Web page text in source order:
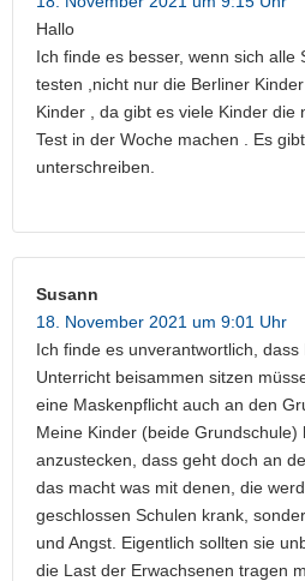
Hallo
Ich finde es besser, wenn sich alle
testen ,nicht nur die Berliner
Kinder , da gibt es viele Kinder die
Test in der Woche machen . Es
unterschreiben.
Susann
18. November 2021 um 9:01 Uhr
Ich finde es unverantwortlich,
Unterricht beisammen sitzen
eine Maskenpflicht auch an den
Meine Kinder (beide Grundschule)
anzustecken, dass geht doch an
das macht was mit denen, die
geschlossen Schulen krank,
und Angst. Eigentlich sollten sie
die Last der Erwachsenen tragen